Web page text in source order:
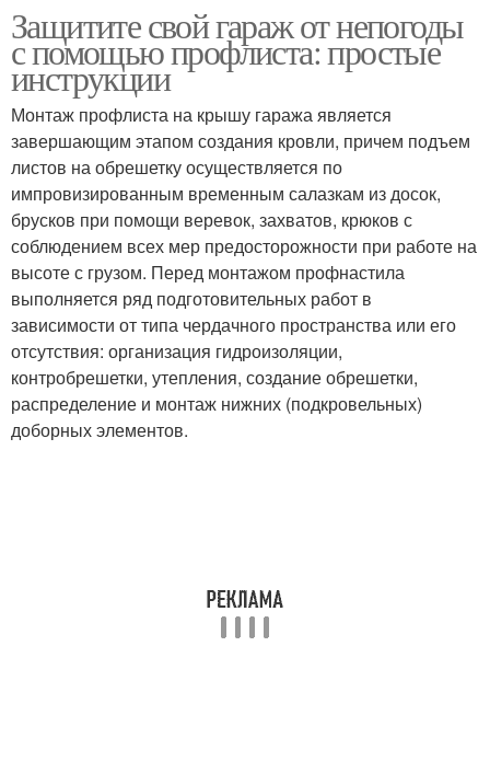
Гараж перед обшивкой
Защитите свой гараж от непогоды
с помощью профлиста: простые
инструкции
Монтаж профлиста на крышу гаража является
завершающим этапом создания кровли, причем подъем
листов на обрешетку осуществляется по
импровизированным временным салазкам из досок,
брусков при помощи веревок, захватов, крюков с
соблюдением всех мер предосторожности при работе на
высоте с грузом. Перед монтажом профнастила
выполняется ряд подготовительных работ в
зависимости от типа чердачного пространства или его
отсутствия: организация гидроизоляции,
контробрешетки, утепления, создание обрешетки,
распределение и монтаж нижних (подкровельных)
доборных элементов.